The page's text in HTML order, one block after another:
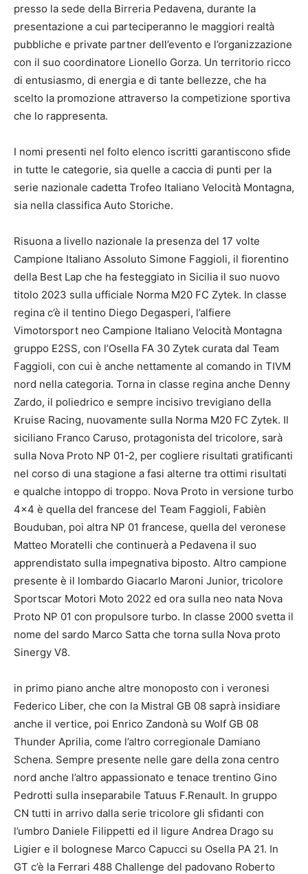
presso la sede della Birreria Pedavena, durante la
presentazione a cui parteciperanno le maggiori realtà
pubbliche e private partner dell’evento e l’organizzazione
con il suo coordinatore Lionello Gorza. Un territorio ricco
di entusiasmo, di energia e di tante bellezze, che ha
scelto la promozione attraverso la competizione sportiva
che lo rappresenta.
I nomi presenti nel folto elenco iscritti garantiscono sfide
in tutte le categorie, sia quelle a caccia di punti per la
serie nazionale cadetta Trofeo Italiano Velocità Montagna,
sia nella classifica Auto Storiche.
Risuona a livello nazionale la presenza del 17 volte
Campione Italiano Assoluto Simone Faggioli, il fiorentino
della Best Lap che ha festeggiato in Sicilia il suo nuovo
titolo 2023 sulla ufficiale Norma M20 FC Zytek. In classe
regina c’è il tentino Diego Degasperi, l’alfiere
Vimotorsport neo Campione Italiano Velocità Montagna
gruppo E2SS, con l’Osella FA 30 Zytek curata dal Team
Faggioli, con cui è anche nettamente al comando in TIVM
nord nella categoria. Torna in classe regina anche Denny
Zardo, il poliedrico e sempre incisivo trevigiano della
Kruise Racing, nuovamente sulla Norma M20 FC Zytek. Il
siciliano Franco Caruso, protagonista del tricolore, sarà
sulla Nova Proto NP 01-2, per cogliere risultati gratificanti
nel corso di una stagione a fasi alterne tra ottimi risultati
e qualche intoppo di troppo. Nova Proto in versione turbo
4×4 è quella del francese del Team Faggioli, Fabièn
Bouduban, poi altra NP 01 francese, quella del veronese
Matteo Moratelli che continuerà a Pedavena il suo
apprendistato sulla impegnativa biposto. Altro campione
presente è il lombardo Giacarlo Maroni Junior, tricolore
Sportscar Motori Moto 2022 ed ora sulla neo nata Nova
Proto NP 01 con propulsore turbo. In classe 2000 svetta il
nome del sardo Marco Satta che torna sulla Nova proto
Sinergy V8.
in primo piano anche altre monoposto con i veronesi
Federico Liber, che con la Mistral GB 08 saprà insidiare
anche il vertice, poi Enrico Zandonà su Wolf GB 08
Thunder Aprilia, come l’altro corregionale Damiano
Schena. Sempre presente nelle gare della zona centro
nord anche l’altro appassionato e tenace trentino Gino
Pedrotti sulla inseparabile Tatuus F.Renault. In gruppo
CN tutti in arrivo dalla serie tricolore gli sfidanti con
l’umbro Daniele Filippetti ed il ligure Andrea Drago su
Ligier e il bolognese Marco Capucci su Osella PA 21. In
GT c’è la Ferrari 488 Challenge del padovano Roberto